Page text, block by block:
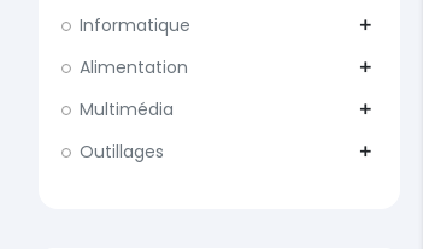
Informatique add
Alimentation add
Multimédia add
Outillages add